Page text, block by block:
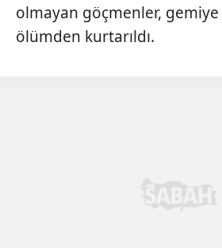
olmayan göçmenler, gemiye
ölümden kurtarıldı.